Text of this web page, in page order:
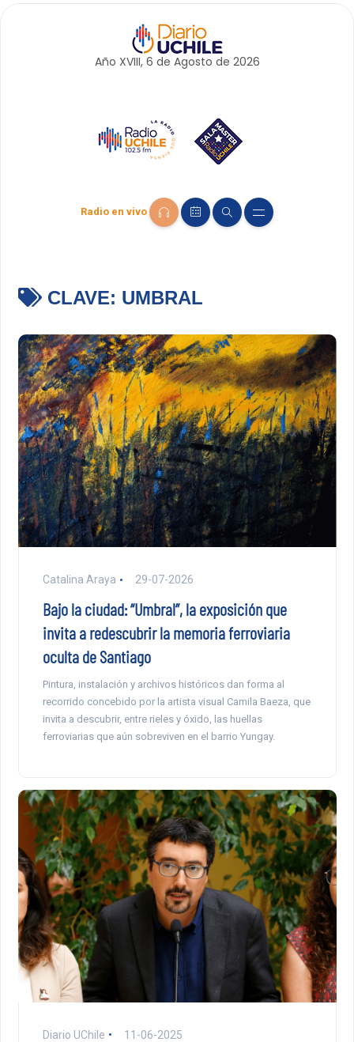
Año XVIII, 6 de Agosto de 2026
Radio en vivo
CLAVE: UMBRAL
Catalina Araya 29-07-2026
Bajo la ciudad: “Umbral”, la exposición que
invita a redescubrir la memoria ferroviaria
oculta de Santiago
Pintura, instalación y archivos históricos dan forma al
recorrido concebido por la artista visual Camila Baeza, que
invita a descubrir, entre rieles y óxido, las huellas
ferroviarias que aún sobreviven en el barrio Yungay.
Diario UChile 11-06-2025